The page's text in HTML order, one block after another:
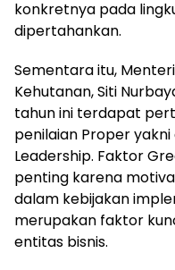
konkretnya pada
dipertahankan.
Sementara itu,
Kehutanan, Siti
tahun ini terdapat
penilaian Proper
Leadership. Faktor
penting karena
dalam kebijakan
merupakan faktor
entitas bisnis.